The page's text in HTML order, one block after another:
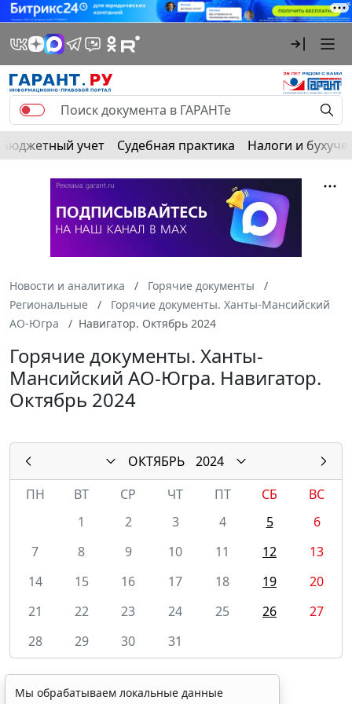
Бюджетный учет Судебная практика Налоги и
Новости и аналитика
Горячие документы
Региональные
Горячие документы. Ханты-Мансийский
АО-Югра
Навигатор. Октябрь 2024
Горячие документы. Ханты-
Мансийский АО-Югра. Навигатор.
Октябрь 2024
ОКТЯБРЬ
2024
ПН
ВТ СР ЧТ ПТ СБ
ВС
1
2 3 4 5
6
7
8 9 10 11 12
13
14
15 16 17 18 19
20
21
22 23 24 25 26
27
28
29 30 31
Мы обрабатываем локальные данные